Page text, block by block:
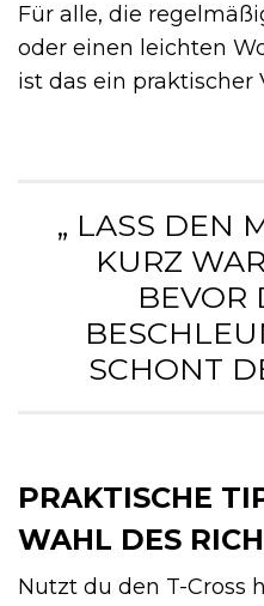
Für alle, die
oder einen leichten
ist das ein praktischer
„ LASS DEN
KURZ
BEVOR
SCHONT
PRAKTISCHE
WAHL DES
Nutzt du den T-Cross